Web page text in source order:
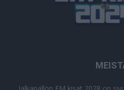
Jalkapallon EM kisat 2028 on